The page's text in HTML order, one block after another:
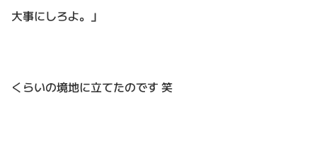
大事にしろよ。」
くらいの境地に立てたのです 笑